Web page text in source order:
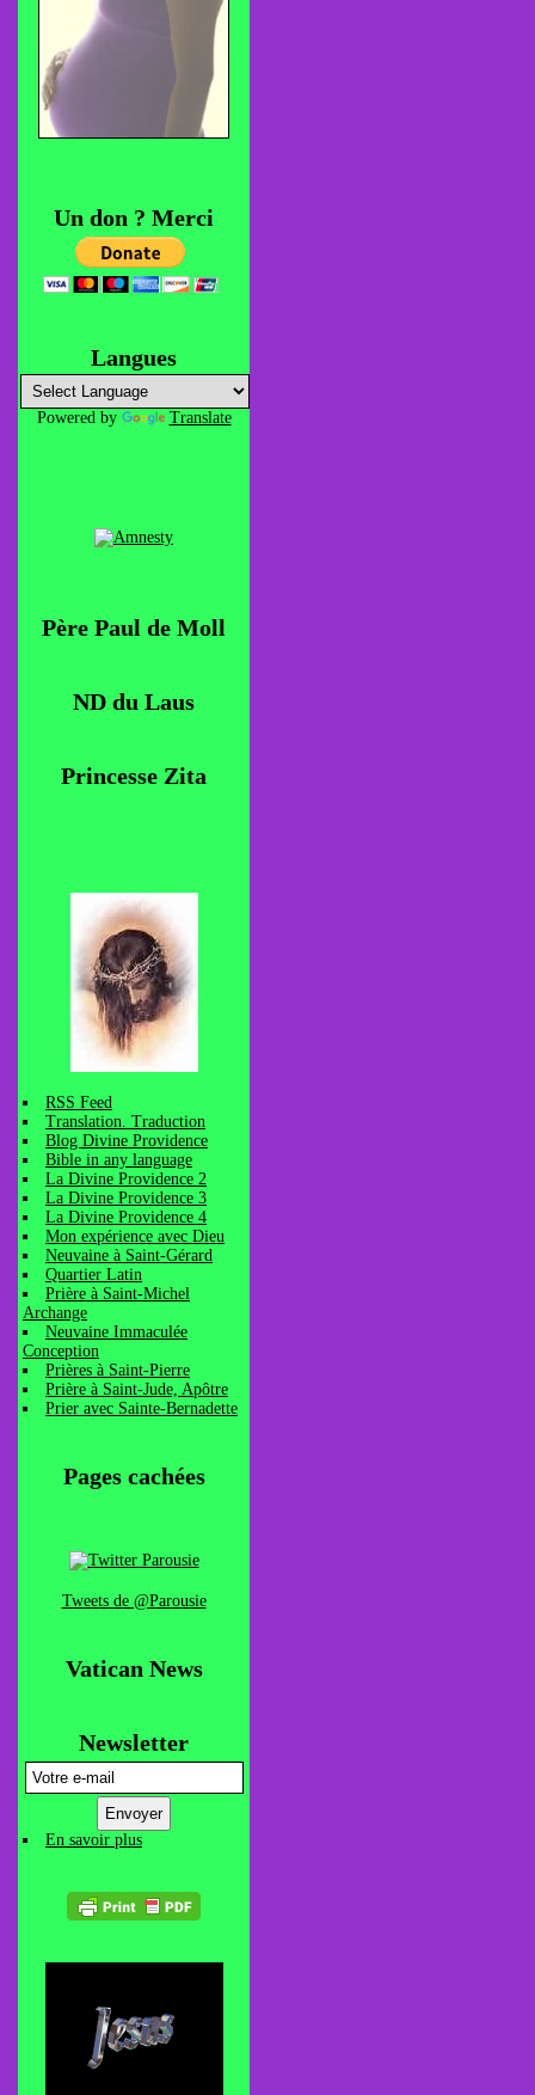
Un don ? Merci
Langues
Powered by Translate
Père Paul de Moll
ND du Laus
Princesse Zita
RSS Feed
Translation. Traduction
Blog Divine Providence
Bible in any language
La Divine Providence 2
La Divine Providence 3
La Divine Providence 4
Mon expérience avec Dieu
Neuvaine à Saint-Gérard
Quartier Latin
Prière à Saint-Michel
Archange
Neuvaine Immaculée
Conception
Prières à Saint-Pierre
Prière à Saint-Jude, Apôtre
Prier avec Sainte-Bernadette
Pages cachées
Tweets de @Parousie
Vatican News
Newsletter
En savoir plus